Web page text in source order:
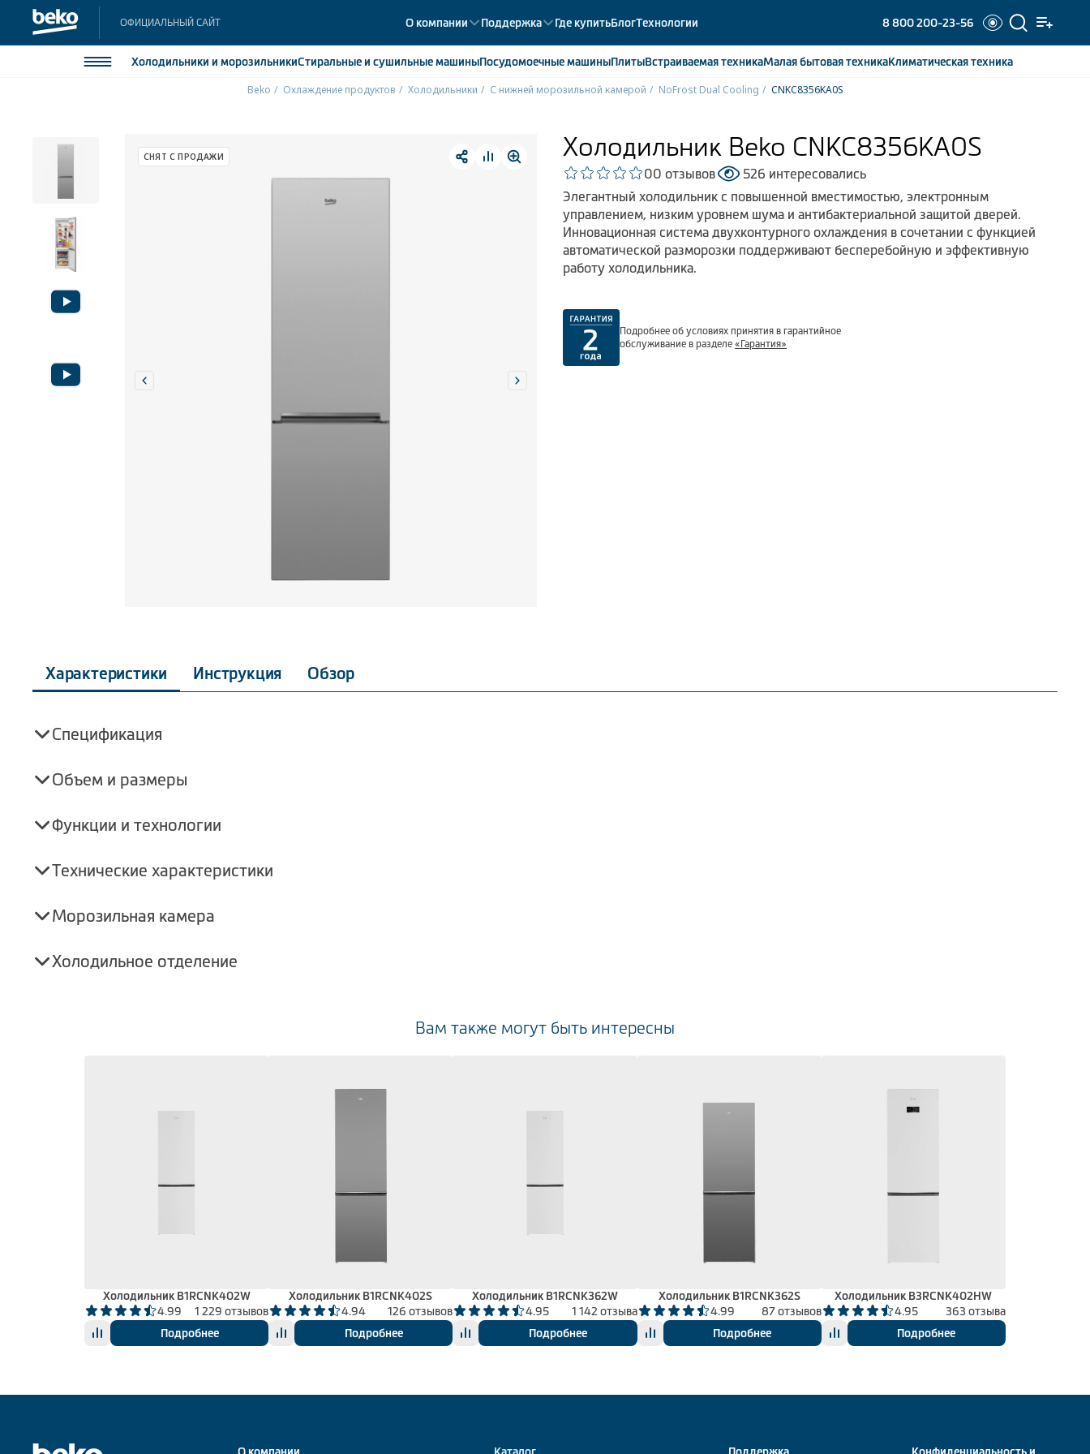
ОФИЦИАЛЬНЫЙ САЙТ О компании Поддержка Где купитьБлогТехнологии 8 800 200-23-56
Холодильники и морозильникиСтиральные и сушильные машиныПосудомоечныемашиныПлитыВстраиваемаятехникаМалая бытоваятехникаКлиматическаятехника
Стиральные и сушильные машины
Посудомоечные машины
Встраиваемая техника
Климатическая техника
Встраиваемые холодильники
Встраиваемые морозильные камеры
Beko Охлаждение продуктов Холодильники С нижней морозильной камерой NoFrost Dual Cooling CNKC8356KA0S
СНЯТ С ПРОДАЖИ Холодильник Beko CNKC8356KA0S
00 отзывов
526 интересовались
Элегантный холодильник с повышенной вместимостью, электронным
управлением, низким уровнем шума и антибактериальной защитой дверей.
Инновационная система двухконтурного охлаждения в сочетании с функцией
автоматической разморозки поддерживают бесперебойную и эффективную
работу холодильника.
Подробнее об условиях принятия в гарантийное
обслуживание в разделе «Гарантия»
Характеристики Инструкция Обзор
Спецификация
Объем и размеры
Функции и технологии
Технические характеристики
Морозильная камера
Холодильное отделение
Вам также могут быть интересны
Холодильник B1RCNK402W
4.99
1 229 отзывов
Подробнее
Холодильник B1RCNK402S
4.94
126 отзывов
Подробнее
Холодильник B1RCNK362W
4.95
1 142 отзыва
Подробнее
Холодильник B1RCNK362S
4.99
87 отзывов
Подробнее
Холодильник B3RCNK402HW
4.95
363 отзыва
Подробнее